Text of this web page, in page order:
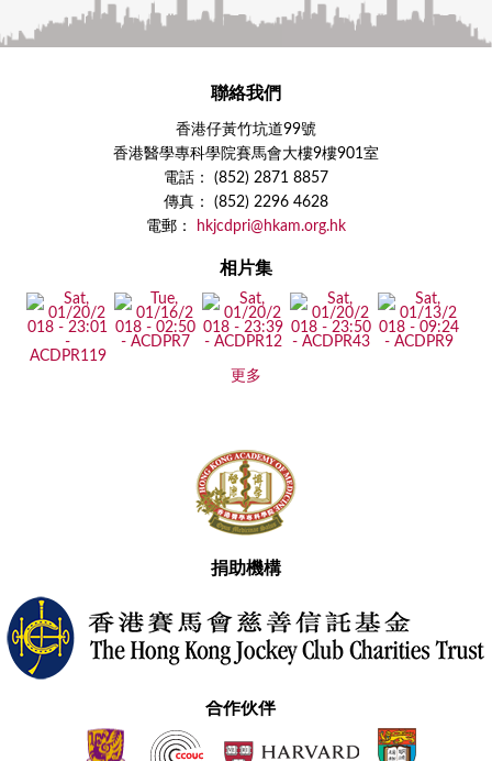
聯絡我們
香港仔黃竹坑道99號
香港醫學專科學院賽馬會大樓9樓901室
電話： (852) 2871 8857
傳真： (852) 2296 4628
電郵：
hkjcdpri@hkam.org.hk
相片集
更多
捐助機構
合作伙伴